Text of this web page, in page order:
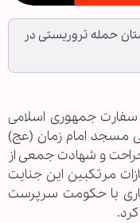
حمله تروریستی در
سفارت جمهوری اسلامی
مسجد امام زمان (عج)
و شهادت جمعی از
مرتکبین این جنایت
با حکومت سرپرست